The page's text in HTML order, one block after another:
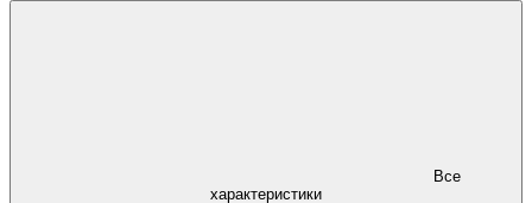
характеристики